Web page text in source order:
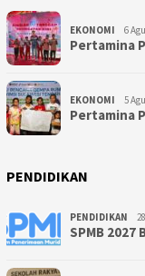
EKONOMI 6
Pertamina
EKONOMI 5
Pertamina
PENDIDIKAN
PENDIDIKAN
SPMB